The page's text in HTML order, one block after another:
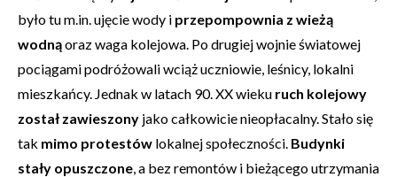
było tu m.in. ujęcie wody i przepompownia z wieżą
wodnąoraz waga kolejowa. Po drugiej wojnie światowej
pociągami podróżowali wciąż uczniowie, leśnicy, lokalni
mieszkańcy. Jednak w latach 90. XX wieku ruch kolejowy
został zawieszony jako całkowicie nieopłacalny. Stało się
tak mimo protestów lokalnej społeczności. Budynki
stały opuszczone, a bez remontów i bieżącego utrzymania